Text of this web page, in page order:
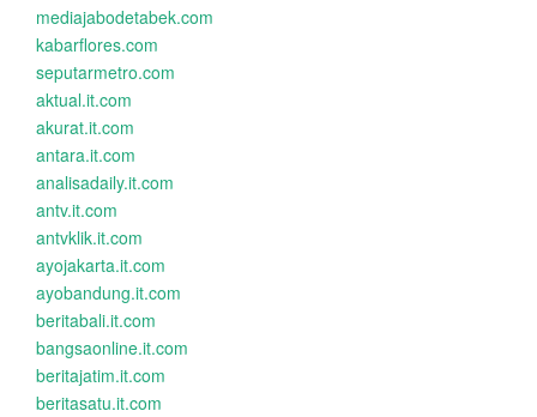
mediajabodetabek.com
kabarflores.com
seputarmetro.com
aktual.it.com
akurat.it.com
antara.it.com
analisadaily.it.com
antv.it.com
antvklik.it.com
ayojakarta.it.com
ayobandung.it.com
beritabali.it.com
bangsaonline.it.com
beritajatim.it.com
beritasatu.it.com